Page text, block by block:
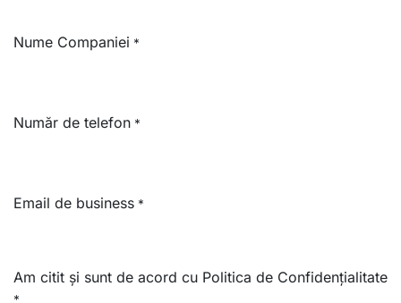
Nume Companiei *
Număr de telefon *
Email de business *
Am citit și sunt de acord cu Politica de Confidențialitate
*